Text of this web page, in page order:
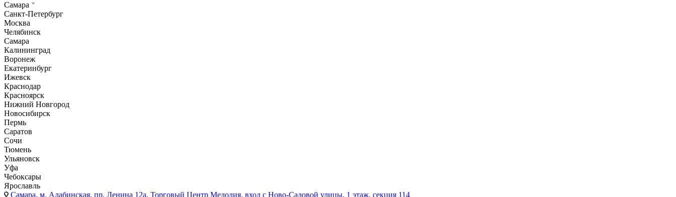
Самара
Санкт-Петербург
Москва
Челябинск
Самара
Калининград
Воронеж
Екатеринбург
Ижевск
Краснодар
Красноярск
Нижний Новгород
Новосибирск
Пермь
Саратов
Сочи
Тюмень
Ульяновск
Уфа
Чебоксары
Ярославль
Самара, м. Алабинская, пр. Ленина 12а, Торговый Центр Мелодия, вход с Ново-Садовой улицы, 1 этаж, секция 114